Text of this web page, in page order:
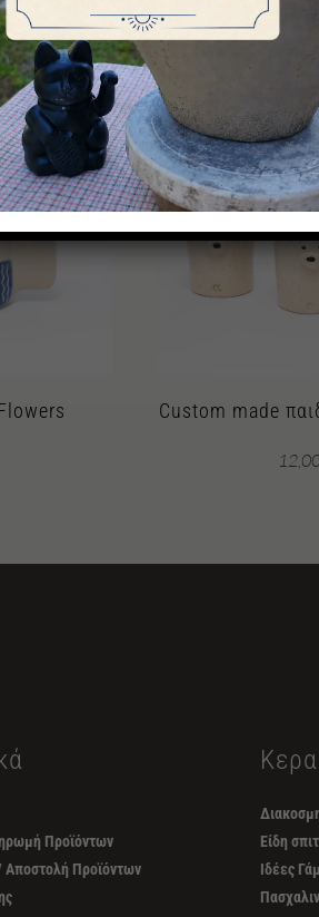
να σας αρέσουν
Custom made
Προϊόντων
Προϊόντων
Είδη
Ιδέες